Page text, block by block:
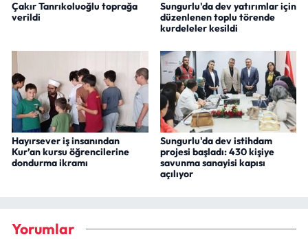
Çakır Tanrıkoluoğlu toprağa
verildi
Sungurlu'da dev yatırımlar için
düzenlenen toplu törende
kurdeleler kesildi
Hayırsever iş insanından
Kur’an kursu öğrencilerine
dondurma ikramı
Sungurlu'da dev istihdam
projesi başladı: 430 kişiye
savunma sanayisi kapısı
açılıyor
Yorumlar